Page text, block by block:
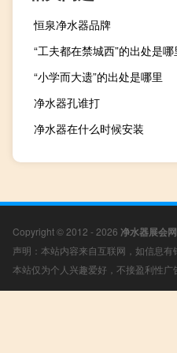
恒泉净水器品牌
“工夫都在禁城西”的出处是哪
“小学而大遗”的出处是哪里
净水器孔谁打
净水器在什么时候安装
Copyright © 2012 - 2026 净水器展会网
声明：本站内容来自互联网，如信息
本站仅为个人兴趣爱好，不接盈利性广